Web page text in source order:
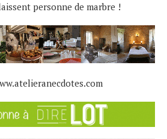
personne de marbre !